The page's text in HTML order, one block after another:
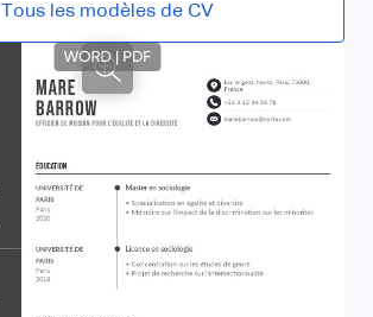
Tous les modèles de CV